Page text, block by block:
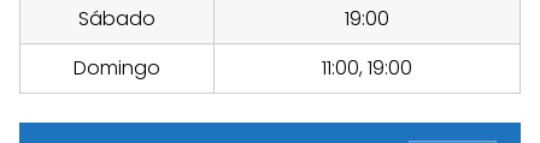
Sábado
19:00
Domingo
11:00, 19:00